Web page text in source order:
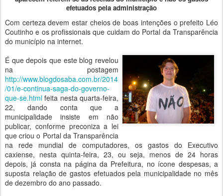
efetuados pela administração
Com certeza devem estar cheios de boas intenções o prefeito Léo
Coutinho e os profissionais que cuidam do Portal da Transparência
do município na internet.
É que depois que este blog revelou
na postagem
http://www.blogdosaba.com.br/2014
/01/e-continua-saga-do-governo-
que-se.html feita nesta quarta-feira,
22, dando conta que a
municipalidade insiste em não
publicar, conforme preconiza a lei
que criou o Portal da Transparência
na rede mundial de computadores, os gastos do Executivo
caxiense, nesta quinta-feira, 23, ou seja, menos de 24 horas
depois, já consta na página da Prefeitura, no ícone despesas, a
suposta relação de gastos efetuados pela municipalidade no mês
de dezembro do ano passado.